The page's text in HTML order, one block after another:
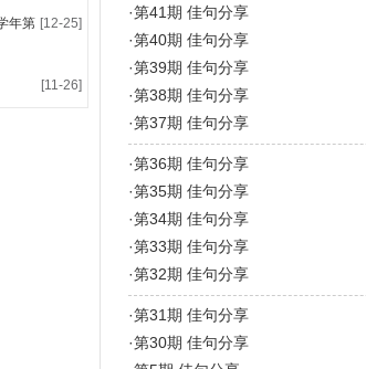
[12-25]
年第
[11-26]
·第41期 佳句分享
·第40期 佳句分享
·第39期 佳句分享
·第38期 佳句分享
·第37期 佳句分享
·第36期 佳句分享
·第35期 佳句分享
·第34期 佳句分享
·第33期 佳句分享
·第32期 佳句分享
·第31期 佳句分享
·第30期 佳句分享